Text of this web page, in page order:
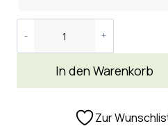
In den Warenkorb
Zur